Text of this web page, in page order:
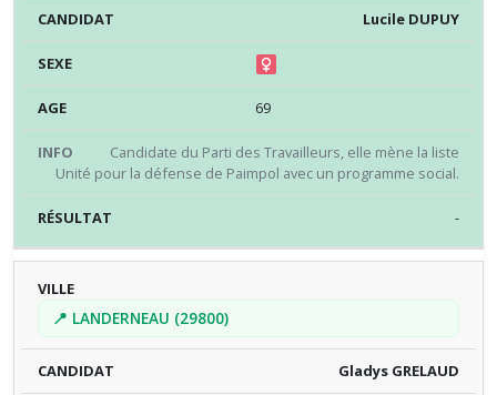
Lucile DUPUY
69
Candidate du Parti des Travailleurs, elle mène la liste
Unité pour la défense de Paimpol avec un programme social.
-
📍 LANDERNEAU (29800)
Gladys GRELAUD